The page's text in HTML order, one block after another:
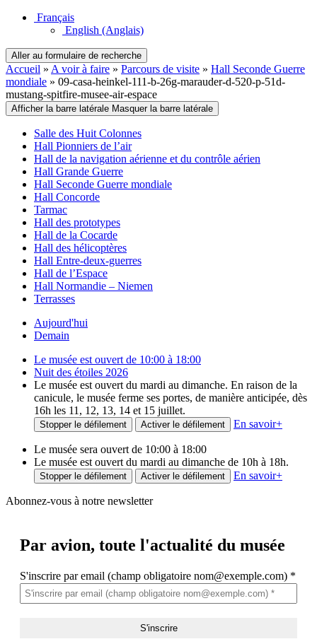
Français
English (Anglais)
Aller au formulaire de recherche
Accueil » A voir à faire » Parcours de visite » Hall Seconde Guerre
mondiale » 09-casa-heinkel-111-b-26g-marauder-d-520-p-51d-
mustang-spitfire-musee-air-espace
Afficher la barre latérale Masquer la barre latérale
Salle des Huit Colonnes
Hall Pionniers de l’air
Hall de la navigation aérienne et du contrôle aérien
Hall Grande Guerre
Hall Seconde Guerre mondiale
Hall Concorde
Tarmac
Hall des prototypes
Hall de la Cocarde
Hall des hélicoptères
Hall Entre-deux-guerres
Hall de l’Espace
Hall Normandie – Niemen
Terrasses
Aujourd'hui
Demain
Le musée est ouvert de 10:00 à 18:00
Nuit des étoiles 2026
Le musée est ouvert du mardi au dimanche. En raison de la
canicule, le musée ferme ses portes, de manière anticipée, dès
16h les 11, 12, 13, 14 et 15 juillet.
Stopper le défilement Activer le défilement En savoir+
Le musée sera ouvert de 10:00 à 18:00
Le musée est ouvert du mardi au dimanche de 10h à 18h.
Stopper le défilement Activer le défilement En savoir+
Abonnez-vous à notre newsletter
Par avion, toute l'actualité du musée
S'inscrire par email (champ obligatoire nom@exemple.com) *